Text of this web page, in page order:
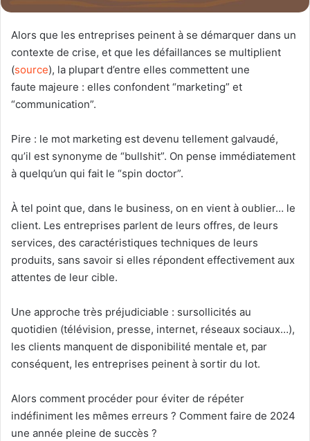
Alors que les entreprises peinent à se démarquer dans un
contexte de crise, et que les défaillances se multiplient
(source), la plupart d’entre elles commettent une
faute majeure : elles confondent “marketing” et
“communication”.
Pire : le mot marketing est devenu tellement galvaudé,
qu’il est synonyme de “bullshit”. On pense immédiatement
à quelqu’un qui fait le “spin doctor”.
À tel point que, dans le business, on en vient à oublier… le
client. Les entreprises parlent de leurs offres, de leurs
services, des caractéristiques techniques de leurs
produits, sans savoir si elles répondent effectivement aux
attentes de leur cible.
Une approche très préjudiciable : sursollicités au
quotidien (télévision, presse, internet, réseaux sociaux…),
les clients manquent de disponibilité mentale et, par
conséquent, les entreprises peinent à sortir du lot.
Alors comment procéder pour éviter de répéter
indéfiniment les mêmes erreurs ? Comment faire de 2024
une année pleine de succès ?